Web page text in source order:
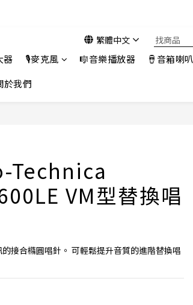
繁體中文
器 🎙️麥克風 🎼音樂播放器
🪘音箱喇叭
我們
Technica
VM型替換唱
接合橢圓唱針。 可輕鬆提升音質的進階替換唱